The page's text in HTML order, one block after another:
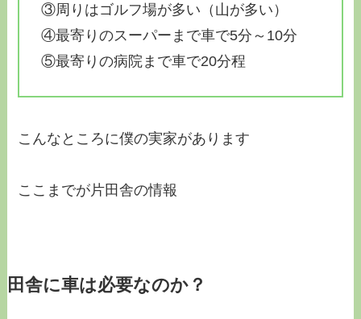
③周りはゴルフ場が多い（山が多い）
④最寄りのスーパーまで車で5分～10分
⑤最寄りの病院まで車で20分程
こんなところに僕の実家があります
ここまでが片田舎の情報
田舎に車は必要なのか？